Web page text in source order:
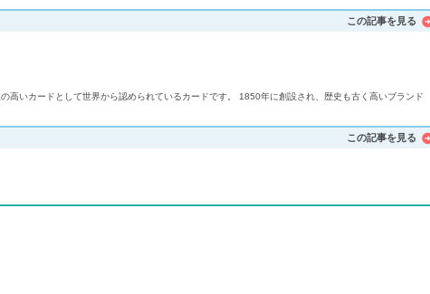
この記事を見る
高いカードとして世界から認められているカードです。 1850年に創設され、歴史も古く高いブランド
この記事を見る